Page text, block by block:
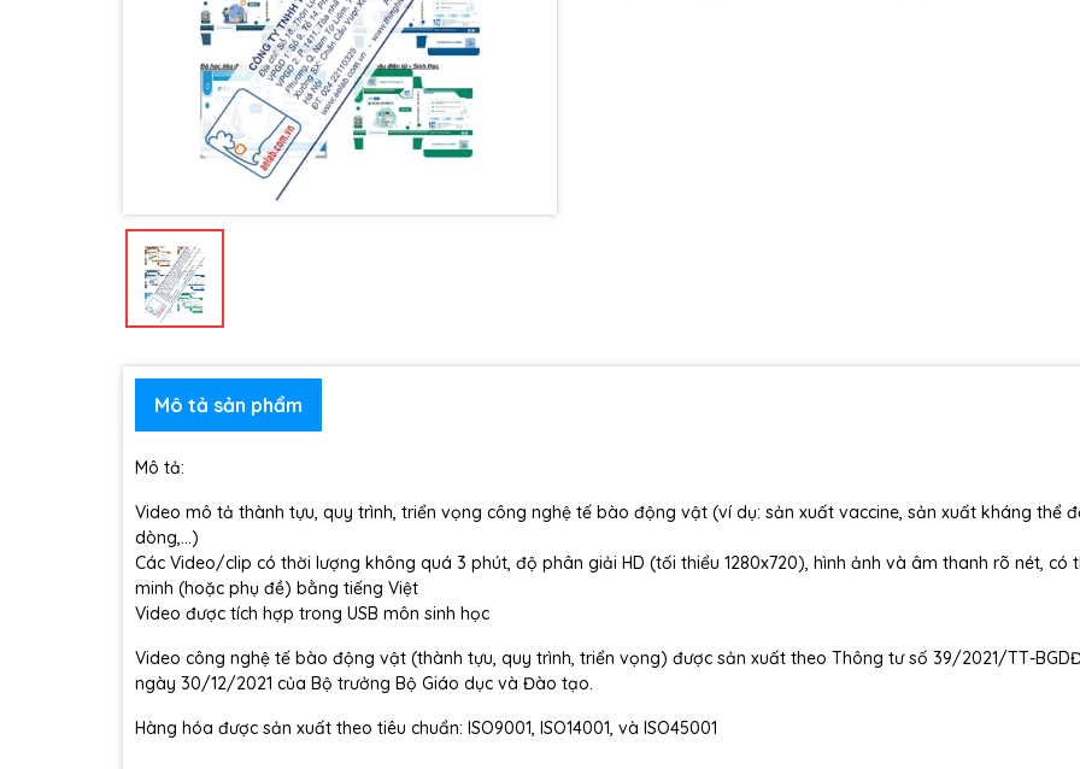
Mô tả sản phẩm
Mô tả:
Video mô tả thành tựu, quy trình, triển vọng công nghệ tế bào động vật (ví dụ: sản xuất vaccine, sản xuất kháng thể
dòng,...)
Các Video/clip có thời lượng không quá 3 phút, độ phân giải HD (tối thiểu 1280x720), hình ảnh và âm thanh rõ nét, có
minh (hoặc phụ đề) bằng tiếng Việt
Video được tích hợp trong USB môn sinh học
Video công nghệ tế bào động vật (thành tựu, quy trình, triển vọng) được sản xuất theo Thông tư số 39/2021/TT-
ngày 30/12/2021 của Bộ trưởng Bộ Giáo dục và Đào tạo.
Hàng hóa được sản xuất theo tiêu chuẩn: ISO9001, ISO14001, và ISO45001